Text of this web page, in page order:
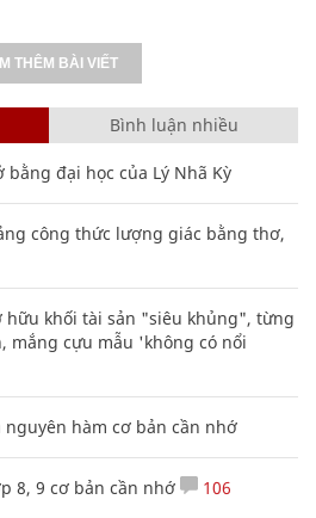
THÊM BÀI VIẾT
Bình luận nhiều
đại học của Lý Nhã Kỳ
công thức lượng giác bằng thơ,
hữu khối tài sản "siêu khủng", từng
mắng cựu mẫu 'không có nổi
hàm cơ bản cần nhớ
8, 9 cơ bản cần nhớ 106